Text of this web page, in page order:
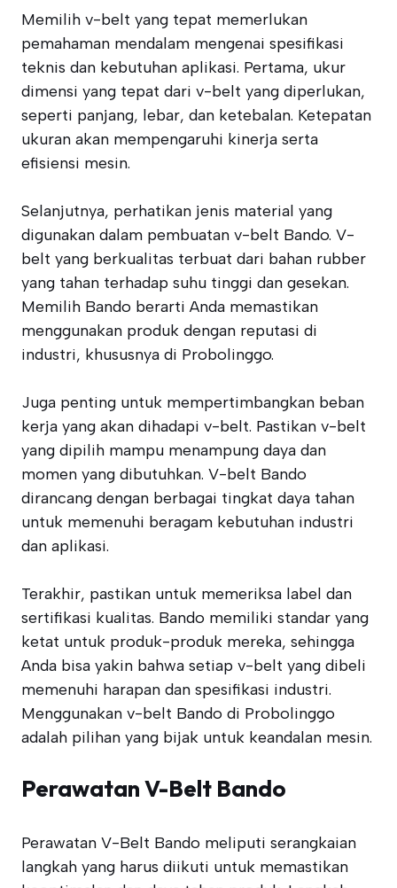
Memilih v-belt yang tepat memerlukan
pemahaman mendalam mengenai spesifikasi
teknis dan kebutuhan aplikasi. Pertama, ukur
dimensi yang tepat dari v-belt yang diperlukan,
seperti panjang, lebar, dan ketebalan. Ketepatan
ukuran akan mempengaruhi kinerja serta
efisiensi mesin.
Selanjutnya, perhatikan jenis material yang
digunakan dalam pembuatan v-belt Bando. V-
belt yang berkualitas terbuat dari bahan rubber
yang tahan terhadap suhu tinggi dan gesekan.
Memilih Bando berarti Anda memastikan
menggunakan produk dengan reputasi di
industri, khususnya di Probolinggo.
Juga penting untuk mempertimbangkan beban
kerja yang akan dihadapi v-belt. Pastikan v-belt
yang dipilih mampu menampung daya dan
momen yang dibutuhkan. V-belt Bando
dirancang dengan berbagai tingkat daya tahan
untuk memenuhi beragam kebutuhan industri
dan aplikasi.
Terakhir, pastikan untuk memeriksa label dan
sertifikasi kualitas. Bando memiliki standar yang
ketat untuk produk-produk mereka, sehingga
Anda bisa yakin bahwa setiap v-belt yang dibeli
memenuhi harapan dan spesifikasi industri.
Menggunakan v-belt Bando di Probolinggo
adalah pilihan yang bijak untuk keandalan mesin.
Perawatan V-Belt Bando
Perawatan V-Belt Bando meliputi serangkaian
langkah yang harus diikuti untuk memastikan